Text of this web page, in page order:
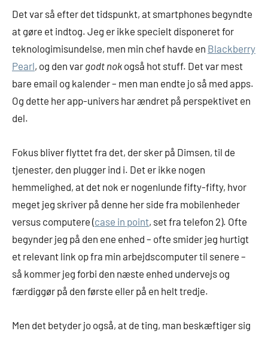
Det var så efter det tidspunkt, at smartphones begyndte
at gøre et indtog. Jeg er ikke specielt disponeret for
teknologimisundelse, men min chef havde en Blackberry
Pearl, og den var godt nok også hot stuff. Det var mest
bare email og kalender – men man endte jo så med apps.
Og dette her app-univers har ændret på perspektivet en
del.
Fokus bliver flyttet fra det, der sker på Dimsen, til de
tjenester, den plugger ind i. Det er ikke nogen
hemmelighed, at det nok er nogenlunde fifty-fifty, hvor
meget jeg skriver på denne her side fra mobilenheder
versus computere (case in point, set fra telefon 2). Ofte
begynder jeg på den ene enhed – ofte smider jeg hurtigt
et relevant link op fra min arbejdscomputer til senere –
så kommer jeg forbi den næste enhed undervejs og
færdiggør på den første eller på en helt tredje.
Men det betyder jo også, at de ting, man beskæftiger sig